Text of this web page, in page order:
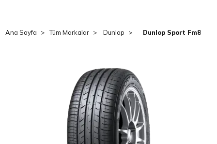
Ana Sayfa Tüm Markalar Dunlop Dunlop Sport Fm800